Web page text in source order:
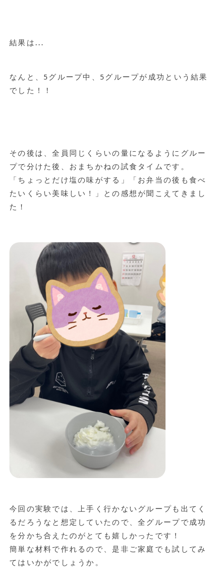
結果は...
なんと、5グループ中、5グループが成功という結果
でした！！
その後は、全員同じくらいの量になるようにグルー
プで分けた後、おまちかねの試食タイムです。
「ちょっとだけ塩の味がする」「お弁当の後も食べ
たいくらい美味しい！」との感想が聞こえてきまし
た！
今回の実験では、上手く行かないグループも出てく
るだろうなと想定していたので、全グループで成功
を分かち合えたのがとても嬉しかったです！
簡単な材料で作れるので、是非ご家庭でも試してみ
てはいかがでしょうか。